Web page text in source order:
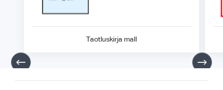
Taotluskirja mall